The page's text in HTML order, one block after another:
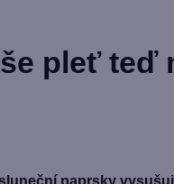
pleť teď
paprsky